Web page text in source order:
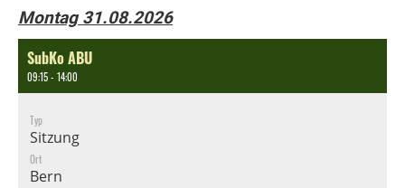
Montag 31.08.2026
SubKo ABU
09:15 - 14:00
Typ
Sitzung
Ort
Bern